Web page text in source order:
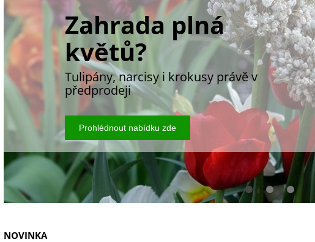
Zahrada plná
květů?
Tulipány, narcisy i krokusy právě v
předprodeji
Prohlédnout nabídku zde
NOVINKA